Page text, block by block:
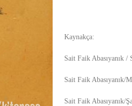
Kaynakça:
Sait Faik Abasıyanık
Sait Faik Abasıyanık/
Sait Faik Abasıyanık/